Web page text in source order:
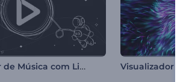
Visualizador de Música com Linhas Cósmicas